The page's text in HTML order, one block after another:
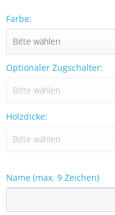
Farbe:
Optionaler Zugschalter:
Holzdicke:
Name (max. 9 Zeichen)